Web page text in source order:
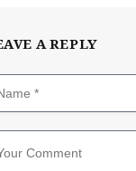
A REPLY